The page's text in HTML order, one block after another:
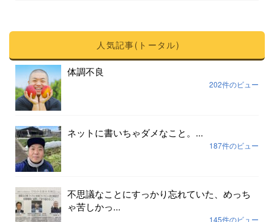
人気記事(トータル)
体調不良
202件のビュー
ネットに書いちゃダメなこと。...
187件のビュー
不思議なことにすっかり忘れていた、めっち
ゃ苦しかっ...
145件のビュー